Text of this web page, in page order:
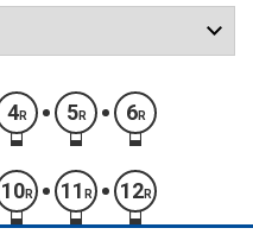
4R 5R 6R
10R 11 R 12R